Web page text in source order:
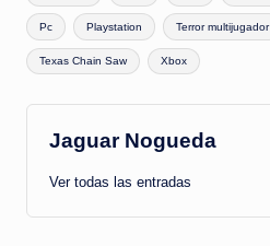
Pc Playstation Terror multijugador
Texas Chain Saw Xbox
Jaguar Nogueda
Ver todas las entradas